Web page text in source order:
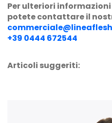
Per ulteriori
potete contattare il
+39 0444 672544
Articoli suggeriti: